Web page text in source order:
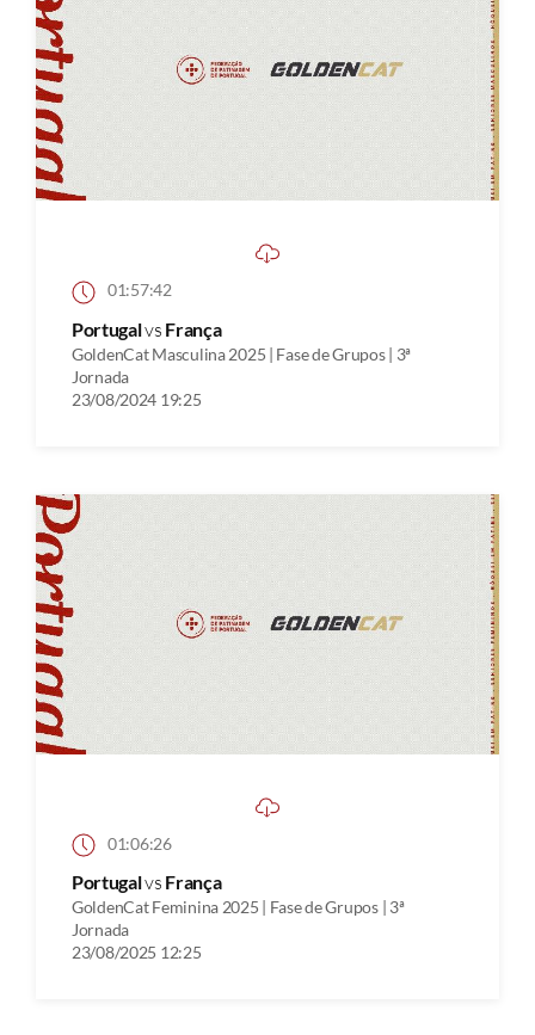
01:57:42
Portugalvs França
GoldenCat Masculina 2025 | Fase de Grupos | 3ª
Jornada
23/08/2024 19:25
01:06:26
Portugalvs França
GoldenCat Feminina 2025 | Fase de Grupos | 3ª
Jornada
23/08/2025 12:25